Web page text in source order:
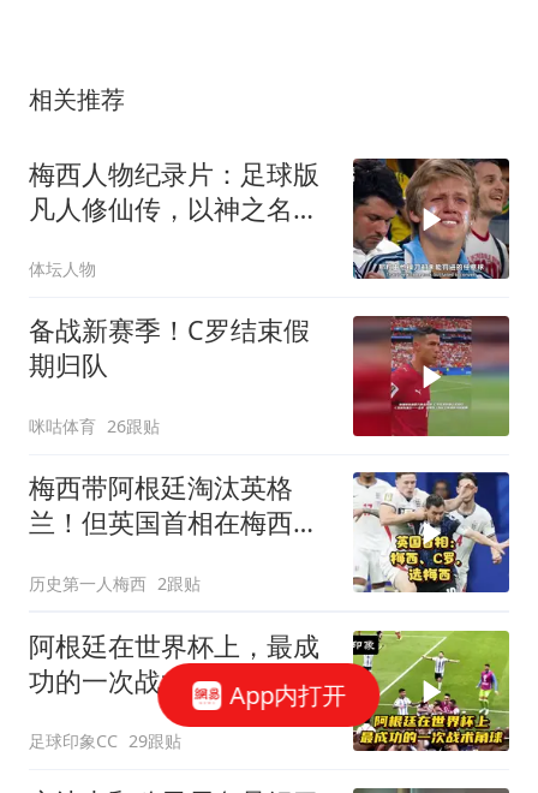
相关推荐
梅西人物纪录片：足球版
凡人修仙传，以神之名拯
体坛人物
备战新赛季！C罗结束假
期归队
咪咕体育 26跟贴
梅西带阿根廷淘汰英格
兰！但英国首相在梅西和
历史第一人梅西 2跟贴
阿根廷在世界杯上，最成
功的一次战术角球！
足球印象CC 29跟贴
App内打开